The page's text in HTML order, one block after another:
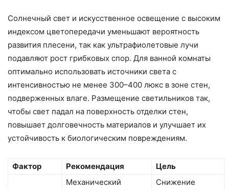
Солнечный свет и искусственное освещение с высоким
индексом цветопередачи уменьшают вероятность
развития плесени, так как ультрафиолетовые лучи
подавляют рост грибковых спор. Для ванной комнаты
оптимально использовать источники света с
интенсивностью не менее 300–400 люкс в зоне стен,
подверженных влаге. Размещение светильников так,
чтобы свет падал на поверхность отделки стен,
повышает долговечность материалов и улучшает их
устойчивость к биологическим повреждениям.
Фактор Рекомендация Цель
Механический
Снижение